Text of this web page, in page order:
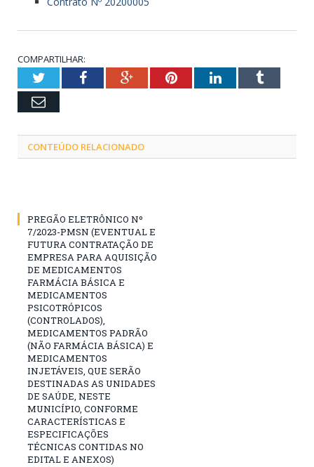
COMPARTILHAR:
TwitterFacebookGoogle+PinterestLinkedInTumblr
Email
CONTEÚDO RELACIONADO
PREGÃO ELETRÔNICO Nº
7/2023-PMSN (EVENTUAL E
FUTURA CONTRATAÇÃO DE
EMPRESA PARA AQUISIÇÃO
DE MEDICAMENTOS
FARMÁCIA BÁSICA E
MEDICAMENTOS
PSICOTRÓPICOS
(CONTROLADOS),
MEDICAMENTOS PADRÃO
(NÃO FARMÁCIA BÁSICA) E
MEDICAMENTOS
INJETÁVEIS, QUE SERÃO
DESTINADAS AS UNIDADES
DE SAÚDE, NESTE
MUNICÍPIO, CONFORME
CARACTERÍSTICAS E
ESPECIFICAÇÕES
TÉCNICAS CONTIDAS NO
EDITAL E ANEXOS)